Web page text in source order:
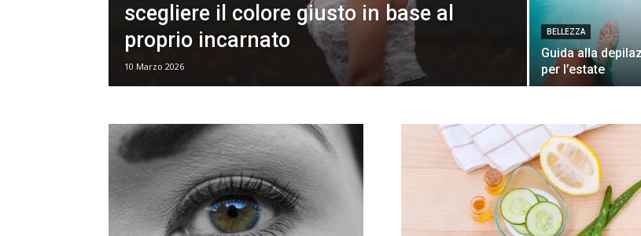
scegliere il colore giusto in base al
proprio incarnato
10 Marzo 2026
BELLEZZA
Guida alla
per l’estate